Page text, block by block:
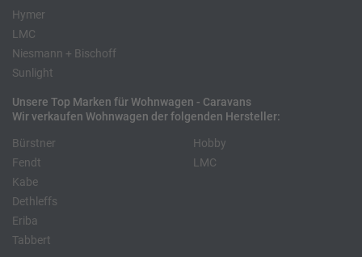
Hymer
LMC
Niesmann + Bischoff
Sunlight
Unsere Top Marken für Wohnwagen - Caravans
Wir verkaufen Wohnwagen der folgenden Hersteller:
Bürstner
Fendt
Kabe
Hobby
LMC
Dethleffs
Eriba
Tabbert